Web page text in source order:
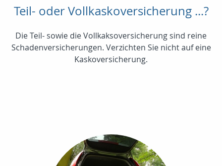
Teil- oder Vollkaskoversicherung ...?
Die Teil- sowie die Vollkaksoversicherung sind reine
Schadenversicherungen. Verzichten Sie nicht auf eine
Kaskoversicherung.